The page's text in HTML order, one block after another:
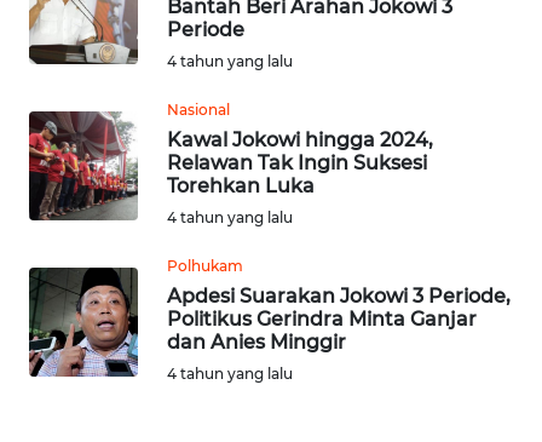
Bantah Beri Arahan Jokowi 3
Periode
4 tahun yang lalu
Nasional
Kawal Jokowi hingga 2024,
Relawan Tak Ingin Suksesi
Torehkan Luka
4 tahun yang lalu
Polhukam
Apdesi Suarakan Jokowi 3 Periode,
Politikus Gerindra Minta Ganjar
dan Anies Minggir
4 tahun yang lalu
WN
WN
KALTARA
WN
KALTIM